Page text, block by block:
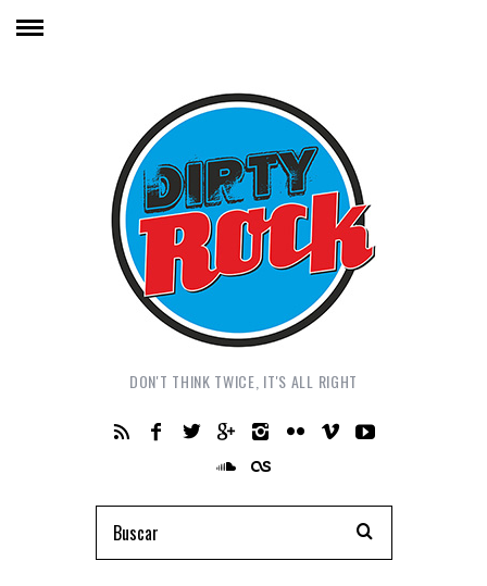
DON'T THINK TWICE, IT'S ALL RIGHT